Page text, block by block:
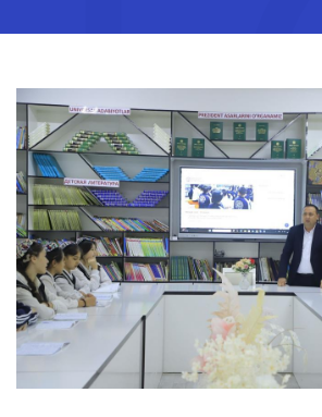
Bogʻlanish
Xalqaro aloqalar
Ochiq majlislar o'tkazish
rejalari
Ta'lim
Tahliliy ma'lumotlar
Ta'limga doir terminlar